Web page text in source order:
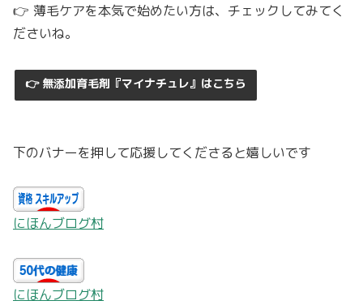
👉 薄毛ケアを本気で始めたい方は、チェックしてみてく
ださいね。
👉 無添加育毛剤『マイナチュレ』はこちら
下のバナーを押して応援してくださると嬉しいです
にほんブログ村
にほんブログ村